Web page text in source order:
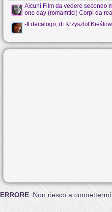
Alcuni Film da vedere secondo
one day (romamtici) Corpi da
-Il decalogo, di Krzysztof
ERRORE: Non riesco a